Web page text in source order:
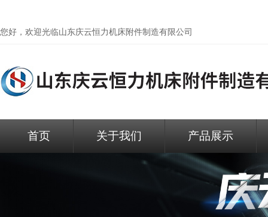
您好，欢迎光临山东庆云恒力机床附件制造有限公司
首页 关于我们 产品展示